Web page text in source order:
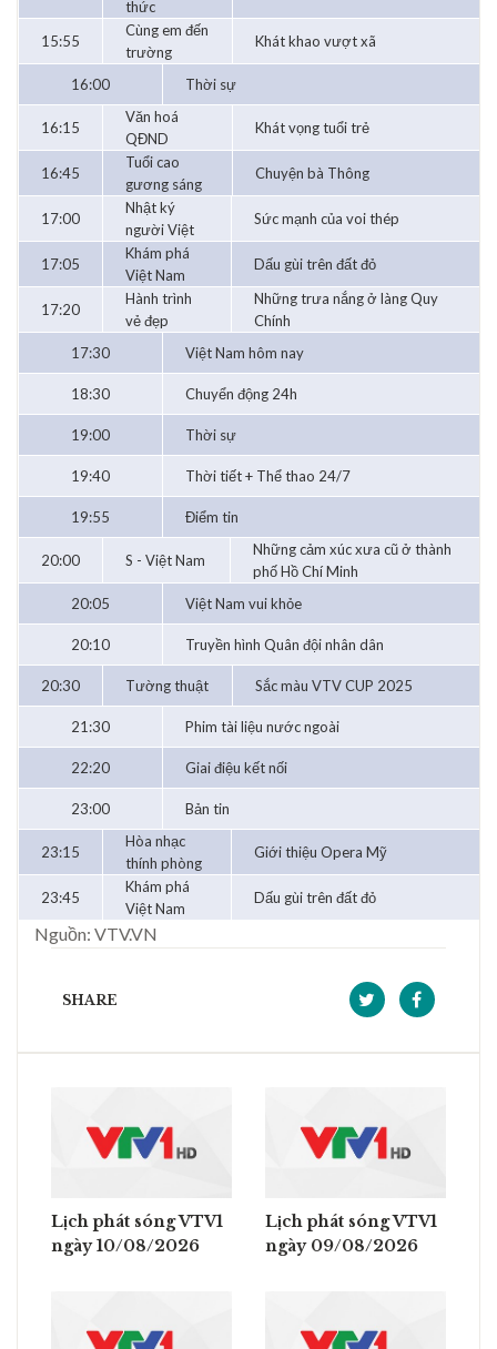
thức
15:55
Cùng em đến
trường
Khát khao vượt xã
16:00 Thời sự
16:15
Văn hoá
QĐND
Khát vọng tuổi trẻ
16:45
Tuổi cao
gương sáng
Chuyện bà Thông
17:00
Nhật ký
người Việt
Sức mạnh của voi thép
17:05
Khám phá
Việt Nam
Dấu gùi trên đất đỏ
17:20
Hành trình
vẻ đẹp
Những trưa nắng ở làng Quy
Chính
17:30
Việt Nam hôm nay
18:30 Chuyển động 24h
19:00 Thời sự
19:40 Thời tiết + Thể thao 24/7
19:55 Điểm tin
20:00 S - Việt Nam
Những cảm xúc xưa cũ ở thành
phố Hồ Chí Minh
20:05
Việt Nam vui khỏe
20:10 Truyền hình Quân đội nhân dân
20:30 Tường thuật Sắc màu VTV CUP 2025
21:30 Phim tài liệu nước ngoài
22:20 Giai điệu kết nối
23:00 Bản tin
23:15
Hòa nhạc
thính phòng
Giới thiệu Opera Mỹ
23:45
Khám phá
Việt Nam
Dấu gùi trên đất đỏ
Nguồn: VTV.VN
SHARE
Lịch phát sóng VTV1
ngày 10/08/2026
Lịch phát sóng VTV1
ngày 09/08/2026